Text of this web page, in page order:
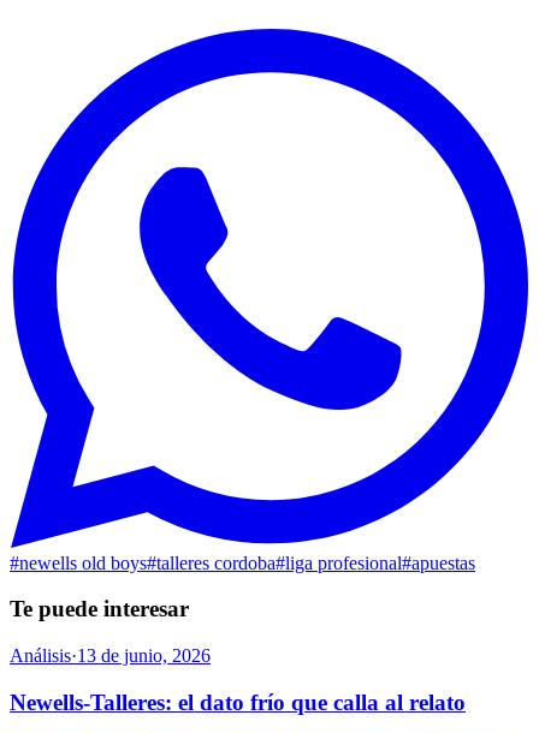
#newells old boys#talleres cordoba#liga profesional#apuestas
Te puede interesar
Análisis·13 de junio, 2026
Newells-Talleres: el dato frío que calla al relato